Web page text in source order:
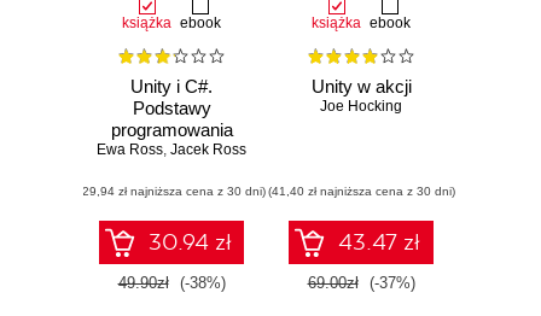
książka ebook
Unity i C#.
Podstawy
programowania
gier
Ewa Ross, Jacek Ross
(29,94 zł najniższa cena z 30 dni)
30.94 zł
49.90zł (-38%)
książka ebook
Unity w akcji
Joe Hocking
(41,40 zł najniższa cena z 30 dni)
43.47 zł
69.00zł (-37%)